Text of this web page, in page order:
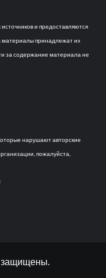
и предоставляются
материалы принадлежат их
за содержание материала не
нарушают авторские
пожалуйста,